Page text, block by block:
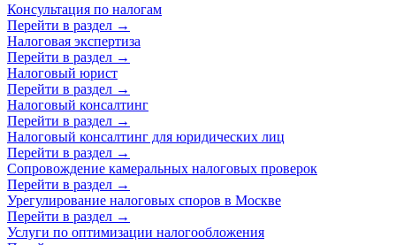
Консультация по налогам
Перейти в раздел →
Налоговая экспертиза
Перейти в раздел →
Налоговый юрист
Перейти в раздел →
Налоговый консалтинг
Перейти в раздел →
Налоговый консалтинг для юридических лиц
Перейти в раздел →
Сопровождение камеральных налоговых проверок
Перейти в раздел →
Урегулирование налоговых споров в Москве
Перейти в раздел →
Услуги по оптимизации налогообложения